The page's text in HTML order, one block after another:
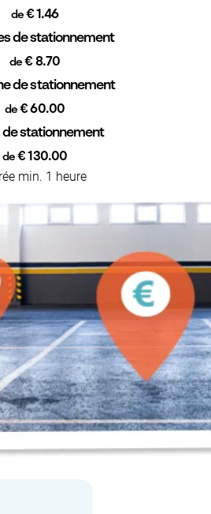
de€ 1.46
de stationnement
de € 8.70
de stationnement
de € 60.00
de stationnement
de € 130.00
min. 1 heure